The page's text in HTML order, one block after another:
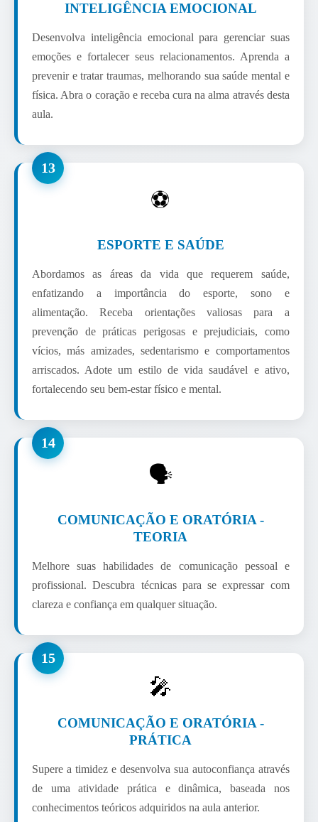
INTELIGÊNCIA EMOCIONAL
Desenvolva inteligência emocional para gerenciar suas
emoções e fortalecer seus relacionamentos. Aprenda a
prevenir e tratar traumas, melhorando sua saúde mental e
física. Abra o coração e receba cura na alma através desta
aula.
13
⚽
ESPORTE E SAÚDE
Abordamos as áreas da vida que requerem saúde,
enfatizando a importância do esporte, sono e
alimentação. Receba orientações valiosas para a
prevenção de práticas perigosas e prejudiciais, como
vícios, más amizades, sedentarismo e comportamentos
arriscados. Adote um estilo de vida saudável e ativo,
fortalecendo seu bem-estar físico e mental.
14
🗣️
COMUNICAÇÃO E ORATÓRIA -
TEORIA
Melhore suas habilidades de comunicação pessoal e
profissional. Descubra técnicas para se expressar com
clareza e confiança em qualquer situação.
15
🎤
COMUNICAÇÃO E ORATÓRIA -
PRÁTICA
Supere a timidez e desenvolva sua autoconfiança através
de uma atividade prática e dinâmica, baseada nos
conhecimentos teóricos adquiridos na aula anterior.